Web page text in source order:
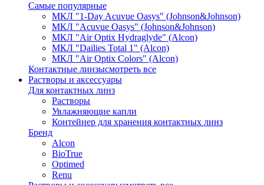
Самые популярные
МКЛ "1-Day Acuvue Oasys" (Johnson&Johnson)
МКЛ "Acuvue Oasys" (Johnson&Johnson)
МКЛ "Air Optix Hydraglyde" (Alcon)
МКЛ "Dailies Total 1" (Alcon)
МКЛ "Air Optix Colors" (Alcon)
Контактные линзысмотреть все
Растворы и аксессуары
Для контактных линз
Растворы
Увлажняющие капли
Контейнер для хранения контактных линз
Бренд
Alcon
BioTrue
Optimed
Renu